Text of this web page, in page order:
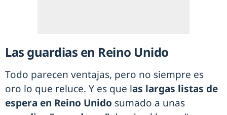
Las guardias en Reino Unido
Todo parecen ventajas, pero no siempre es
oro lo que reluce. Y es que las largas listas de
espera en Reino Unido sumado a unas